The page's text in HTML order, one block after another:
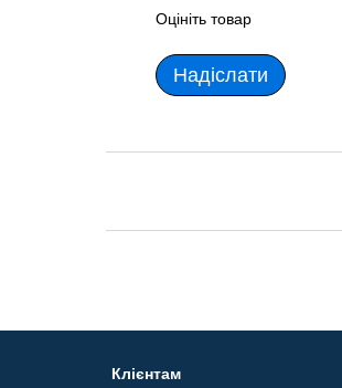
Оцініть товар
Надіслати
Клієнтам